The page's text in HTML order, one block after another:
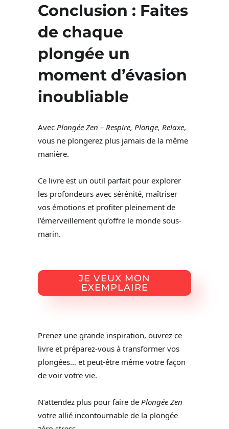
Conclusion : Faites
de chaque
plongée un
moment d’évasion
inoubliable
Avec Plongée Zen – Respire, Plonge, Relaxe,
vous ne plongerez plus jamais de la même
manière.
Ce livre est un outil parfait pour explorer
les profondeurs avec sérénité, maîtriser
vos émotions et profiter pleinement de
l’émerveillement qu’offre le monde sous-
marin.
JE VEUX MON
EXEMPLAIRE
Prenez une grande inspiration, ouvrez ce
livre et préparez-vous à transformer vos
plongées… et peut-être même votre façon
de voir votre vie.
N’attendez plus pour faire de Plongée Zen
votre allié incontournable de la plongée